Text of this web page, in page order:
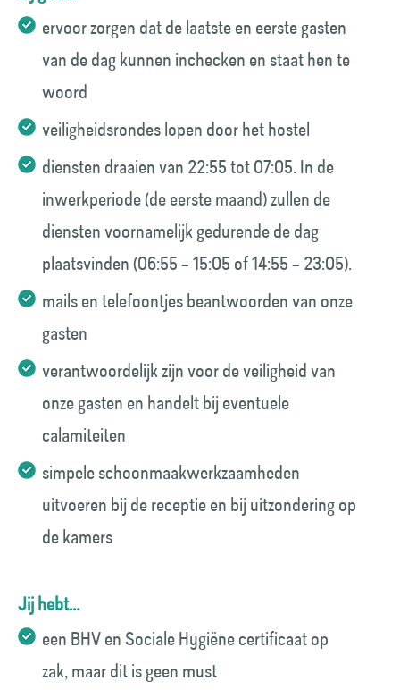
ervoor zorgen dat de laatste en eerste gasten
van de dag kunnen inchecken en staat hen te
woord
veiligheidsrondes lopen door het hostel
diensten draaien van 22:55 tot 07:05. In de
inwerkperiode (de eerste maand) zullen de
diensten voornamelijk gedurende de dag
plaatsvinden (06:55 – 15:05 of 14:55 – 23:05).
mails en telefoontjes beantwoorden van onze
gasten
verantwoordelijk zijn voor de veiligheid van
onze gasten en handelt bij eventuele
calamiteiten
simpele schoonmaakwerkzaamheden
uitvoeren bij de receptie en bij uitzondering op
de kamers
Jij hebt…
een BHV en Sociale Hygiëne certificaat op
zak, maar dit is geen must